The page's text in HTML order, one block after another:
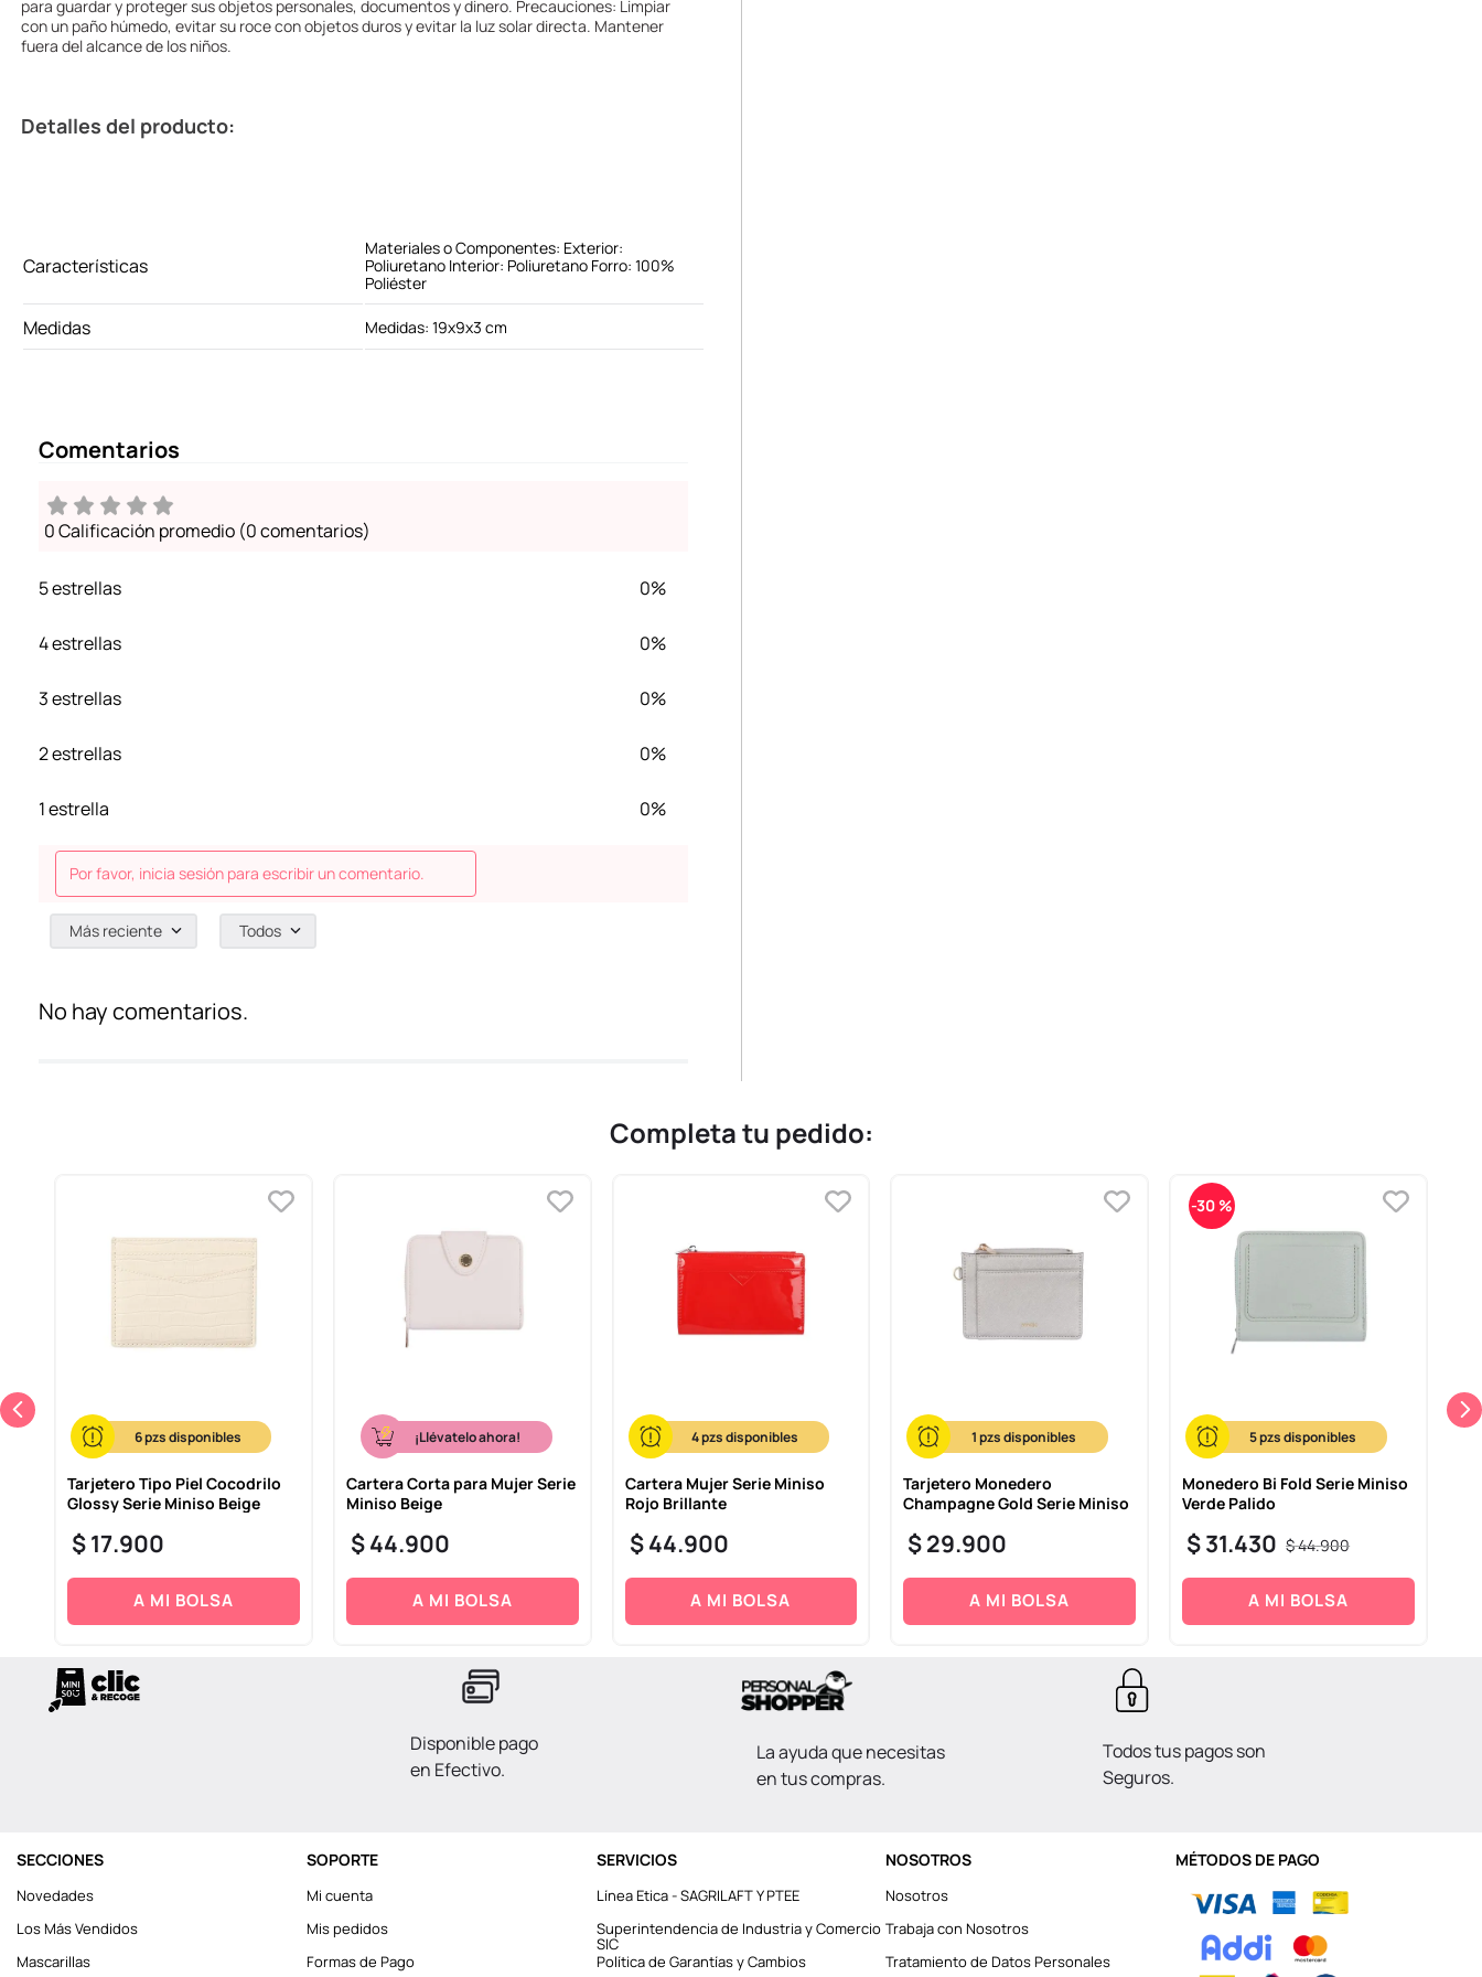
para guardar y proteger sus objetos personales, documentos y dinero. Precauciones: Limpiar
con un paño húmedo, evitar su roce con objetos duros y evitar la luz solar directa. Mantener
fuera del alcance de los niños.
Detalles del producto:
Características
Materiales o Componentes: Exterior:
Poliuretano Interior: Poliuretano Forro: 100%
Poliéster
Medidas Medidas: 19x9x3 cm
Comentarios
0 Calificación promedio (0 comentarios)
5 estrellas 0%
4 estrellas 0%
3 estrellas 0%
2 estrellas 0%
1 estrella 0%
Por favor, inicia sesión para escribir un comentario.
Más reciente Todos
No hay comentarios.
Completa tu pedido:
6
Tarjetero Tipo Piel Cocodrilo
Glossy Serie Miniso Beige
$17.900
A MI BOLSA
¡Llévatelo ahora!
Cartera Corta para Mujer Serie
Miniso Beige
$44.900
A MI BOLSA
4
Cartera Mujer Serie Miniso
Rojo Brillante
$44.900
A MI BOLSA
1
Tarjetero Monedero
Champagne Gold Serie Miniso
$29.900
A MI BOLSA
-30 %
5
Monedero Bi Fold Serie Miniso
Verde Palido
$44.900
$31.430
A MI BOLSA
Disponible pago
en Efectivo.
La ayuda que necesitas
en tus compras.
Todos tus pagos son
Seguros.
SECCIONES
Novedades
Los Más Vendidos
Mascarillas
SOPORTE
Mi cuenta
Mis pedidos
Formas de Pago
SERVICIOS
Línea Etica - SAGRILAFT Y PTEE
Superintendencia de Industria y Comercio
SIC
Política de Garantías y Cambios
NOSOTROS
Nosotros
Trabaja con Nosotros
Tratamiento de Datos Personales
MÉTODOS DE PAGO